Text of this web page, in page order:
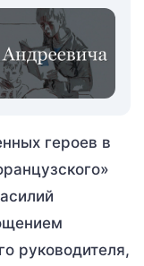
героев в
руководителя,